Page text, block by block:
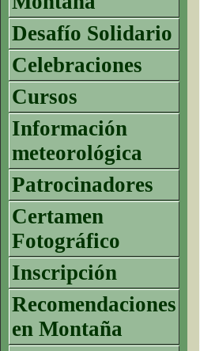
Desafío Solidario
Celebraciones
Cursos
Información
meteorológica
Patrocinadores
Certamen
Fotográfico
Inscripción
Recomendaciones
en Montaña